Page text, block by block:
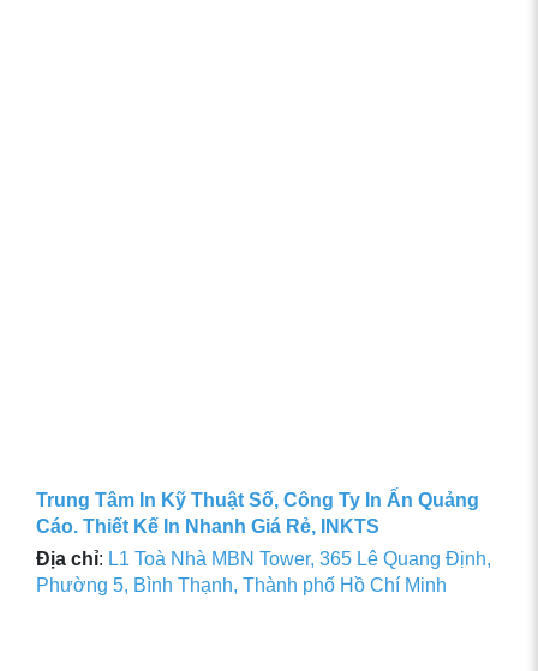
Trung Tâm In Kỹ Thuật Số, Công Ty In Ấn Quảng
Cáo. Thiết Kế In Nhanh Giá Rẻ, INKTS
Địa chỉ: L1 Toà Nhà MBN Tower, 365 Lê Quang Định,
Phường 5, Bình Thạnh, Thành phố Hồ Chí Minh